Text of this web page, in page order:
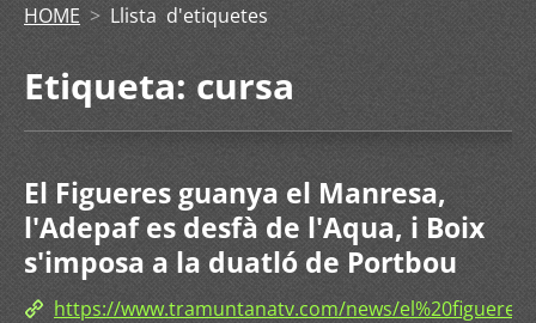
HOME > Llista d'etiquetes
Etiqueta: cursa
El Figueres guanya el Manresa,
l'Adepaf es desfà de l'Aqua, i Boix
s'imposa a la duatló de Portbou
https://www.tramuntanatv.com/news/